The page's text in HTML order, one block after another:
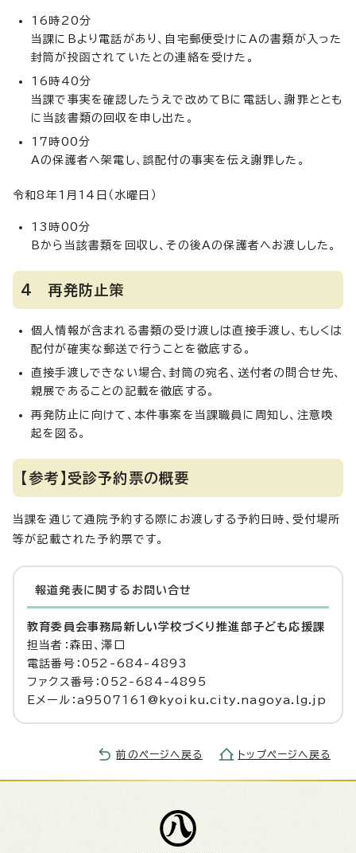
16時20分
当課にBより電話があり、自宅郵便受けにAの書類が入った
封筒が投函されていたとの連絡を受けた。
16時40分
当課で事実を確認したうえで改めてBに電話し、謝罪ととも
に当該書類の回収を申し出た。
17時00分
Aの保護者へ架電し、誤配付の事実を伝え謝罪した。
令和8年1月14日（水曜日）
13時00分
Bから当該書類を回収し、その後Aの保護者へお渡しした。
4 再発防止策
個人情報が含まれる書類の受け渡しは直接手渡し、もしくは
配付が確実な郵送で行うことを徹底する。
直接手渡しできない場合、封筒の宛名、送付者の問合せ先、
親展であることの記載を徹底する。
再発防止に向けて、本件事案を当課職員に周知し、注意喚
起を図る。
【参考】受診予約票の概要
当課を通じて通院予約する際にお渡しする予約日時、受付場所
等が記載された予約票です。
報道発表に関するお問い合せ
教育委員会事務局新しい学校づくり推進部子ども応援課
担当者：森田、澤口
電話番号：052-684-4893
ファクス番号：052-684-4895
Eメール：a9507161@kyoiku.city.nagoya.lg.jp
前のページへ戻る トップページへ戻る